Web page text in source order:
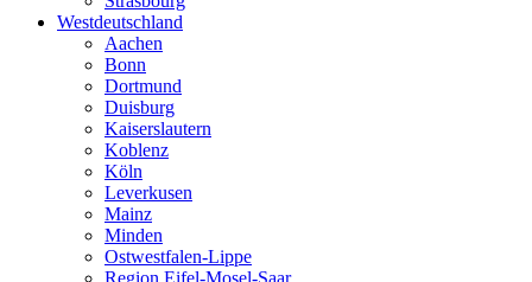
Westdeutschland
Aachen
Bonn
Dortmund
Duisburg
Kaiserslautern
Koblenz
Köln
Leverkusen
Mainz
Minden
Ostwestfalen-Lippe
Region Eifel-Mosel-Saar